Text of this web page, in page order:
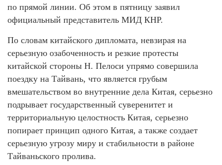
по прямой линии. Об этом в пятницу заявил
официальный представитель МИД КНР.
По словам китайского дипломата, невзирая на
серьезную озабоченность и резкие протесты
китайской стороны Н. Пелоси упрямо совершила
поездку на Тайвань, что является грубым
вмешательством во внутренние дела Китая, серьезно
подрывает государственный суверенитет и
территориальную целостность Китая, серьезно
попирает принцип одного Китая, а также создает
серьезную угрозу миру и стабильности в районе
Тайваньского пролива.